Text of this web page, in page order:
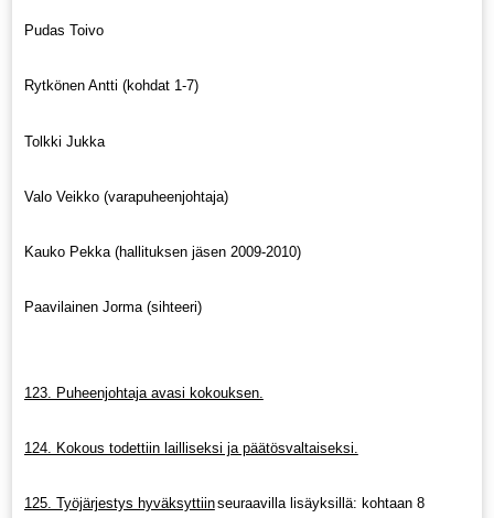
Pudas Toivo
Rytkönen Antti (kohdat 1-7)
Tolkki Jukka
Valo Veikko (varapuheenjohtaja)
Kauko Pekka (hallituksen jäsen 2009-2010)
Paavilainen Jorma (sihteeri)
123. Puheenjohtaja avasi kokouksen.
124. Kokous todettiin lailliseksi ja päätösvaltaiseksi.
125. Työjärjestys hyväksyttiinseuraavilla lisäyksillä: kohtaan 8